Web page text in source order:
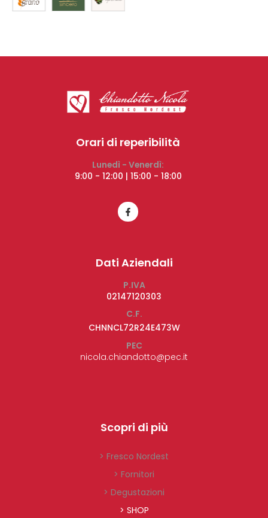
Orari di reperibilità
Lunedì - Venerdì:
9:00 - 12:00 | 15:00 - 18:00
Dati Aziendali
P.IVA
02147120303
C.F.
CHNNCL72R24E473W
PEC
nicola.chiandotto@pec.it
Scopri di più
> Fresco Nordest
> Fornitori
> Degustazioni
> SHOP